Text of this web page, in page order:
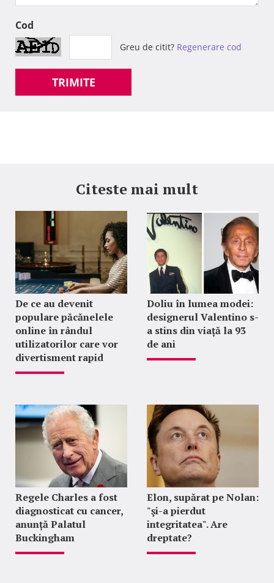
Cod
Greu de citit? Regenerare cod
TRIMITE
Citeste mai mult
De ce au devenit
populare păcănelele
online în rândul
utilizatorilor care vor
divertisment rapid
Doliu în lumea modei:
designerul Valentino s-
a stins din viață la 93
de ani
Regele Charles a fost
diagnosticat cu cancer,
anunță Palatul
Buckingham
Elon, supărat pe Nolan:
"şi-a pierdut
integritatea". Are
dreptate?